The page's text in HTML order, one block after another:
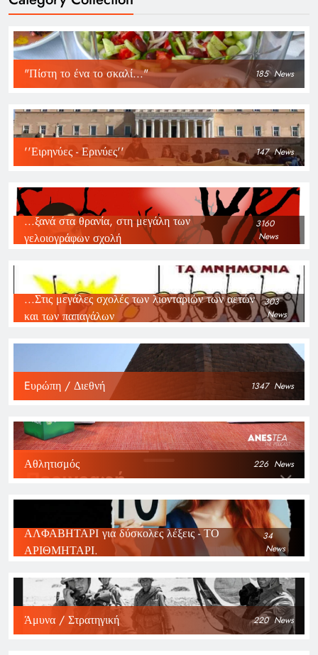
"Πίστη το ένα το σκαλί..." 185 News
''Ειρηνύες - Ερινύες'' 147 News
...ξανά στα θρανία, στη μεγάλη των
γελοιογράφων σχολή
3160
News
...Στις μεγάλες σχολές των λιονταριών των αετών
και των παπαγάλων
303
News
Eυρώπη / Διεθνή 1347 News
Αθλητισμός 226 News
ΑΛΦΑΒΗΤΑΡΙ για δύσκολες λέξεις - ΤΟ
ΑΡΙΘΜΗΤΑΡΙ.
34
News
Άμυνα / Στρατηγική 220 News